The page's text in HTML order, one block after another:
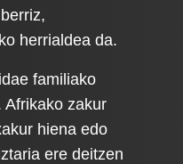
herrialdea da.
familiako
Afrikako zakur
hiena edo
ere deitzen